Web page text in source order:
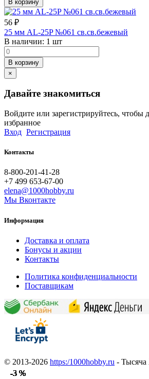
-3 %
-3 %
-3 %
-3 %
-3 %
-3 %
-3 %
-3 %
-3 %
-3 %
-3 %
В корзину
-3 %
56 ₽
25 мм AL-25P №061 св.св.бежевый
В наличии: 1 шт
В корзину
×
Давайте знакомиться
Войдите или зарегистрируйтесь, чтобы
избранное
Вход Регистрация
Контакты
8-800-201-41-28
+7 499 653-67-00
elena@1000hobby.ru
Мы Вконтакте
Информация
Доставка и оплата
Бонусы и акции
Контакты
Политика конфиденциальности
Поставщикам
© 2013-2026 https:/1000hobby.ru - Тысяча